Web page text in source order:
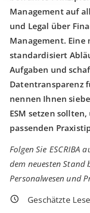
Management auf
und Legal über
Management. Eine
standardisiert
Aufgaben und
Datentransparenz
nennen Ihnen
ESM setzen
passenden
Folgen Sie ESCRIBA
dem neuesten Stand
Personalwesen und
Geschätzte